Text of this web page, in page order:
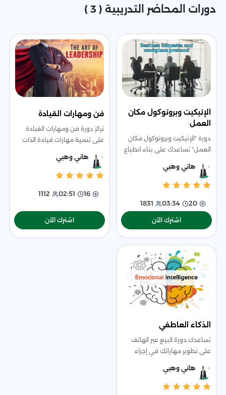
دورات المحاضر التدريبية ( 3 )
الإتيكيت وبروتوكول مكان
العمل
دورة "الإتيكيت وبروتوكول مكان
العمل" تساعدك على بناء انطباع
تعلم المبادئ الأساسية للتواصل
الاحترافي، آداب الاجتماعات والم
هاني وهبي
20
03:34
1831
اشترك الآن
فن ومهارات القيادة
تركز دورة فن ومهارات القيادة
على تنمية مهارات قيادة الذات
الفرق بين القائد والمدير، ومبادئ
التمكين الفعّال، واستراتيجيات
هاني وهبي
16
02:51
1112
اشترك الآن
الذكاء العاطفي
تساعدك دورة البيع عبر الهاتف
على تطوير مهاراتك في إجراء
فهم الفرق بين البيع والتسويق
الهاتفي، والتعرف على مراحل
هاني وهبي